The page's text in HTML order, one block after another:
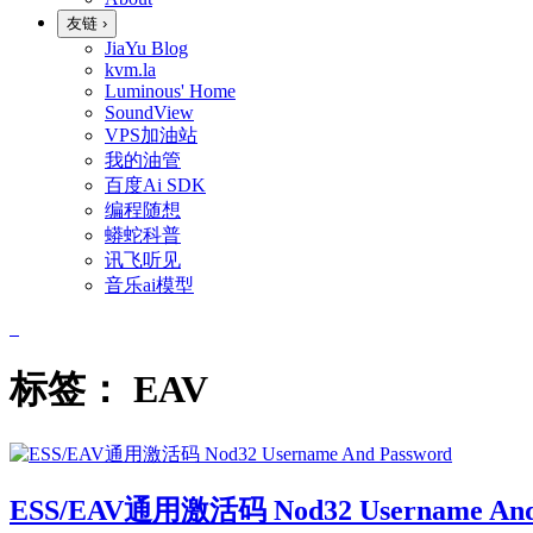
友链 ›
JiaYu Blog
kvm.la
Luminous' Home
SoundView
VPS加油站
我的油管
百度Ai SDK
编程随想
蟒蛇科普
讯飞听见
音乐ai模型
标签： EAV
ESS/EAV通用激活码 Nod32 Username